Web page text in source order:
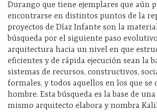
Durango que tiene ejemplares que aún
encontrarse en distintos puntos de la
proyectos de Díaz Infante son la
búsqueda por el siguiente paso
arquitectura hacia un nivel en que
eficientes y de rápida ejecución sean la
sistemas de recursos, constructivos,
formales, y todos aquellos en los que se
hombre. Esta búsqueda es la base de
mismo arquitecto elabora y nombra